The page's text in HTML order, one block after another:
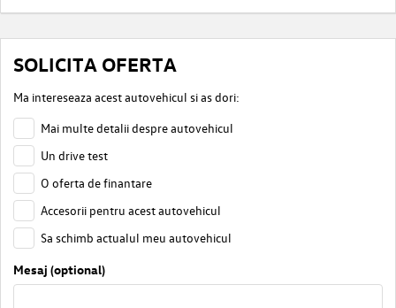
SOLICITA OFERTA
Ma intereseaza acest autovehicul si as dori:
Mai multe detalii despre autovehicul
Un drive test
O oferta de finantare
Accesorii pentru acest autovehicul
Sa schimb actualul meu autovehicul
Mesaj (optional)